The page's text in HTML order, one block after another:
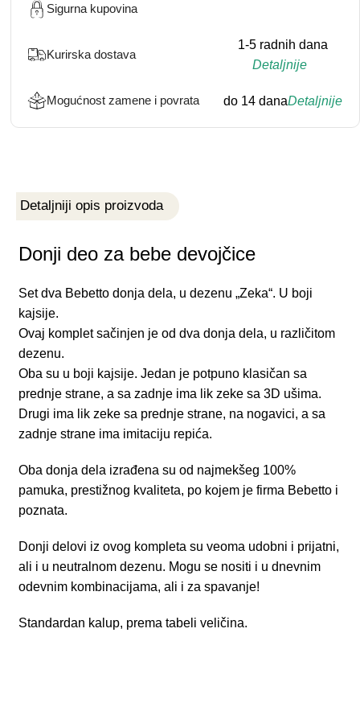
Sigurna kupovina
Kurirska dostava
1-5 radnih dana
Detaljnije
Mogućnost zamene i povrata do 14 danaDetaljnije
Detaljniji opis proizvoda
Donji deo za bebe devojčice
Set dva Bebetto donja dela, u dezenu „Zeka“. U boji
kajsije.
Ovaj komplet sačinjen je od dva donja dela, u različitom
dezenu.
Oba su u boji kajsije. Jedan je potpuno klasičan sa
prednje strane, a sa zadnje ima lik zeke sa 3D ušima.
Drugi ima lik zeke sa prednje strane, na nogavici, a sa
zadnje strane ima imitaciju repića.
Oba donja dela izrađena su od najmekšeg 100%
pamuka, prestižnog kvaliteta, po kojem je firma Bebetto i
poznata.
Donji delovi iz ovog kompleta su veoma udobni i prijatni,
ali i u neutralnom dezenu. Mogu se nositi i u dnevnim
odevnim kombinacijama, ali i za spavanje!
Standardan kalup, prema tabeli veličina.